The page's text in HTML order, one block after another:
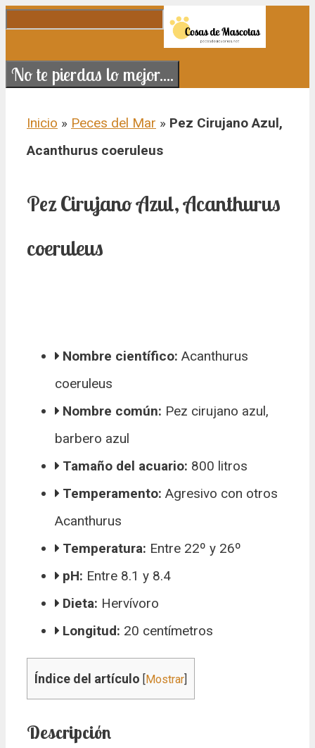
No te pierdas lo mejor....
Inicio » Peces del Mar » Pez Cirujano Azul,
Acanthurus coeruleus
Pez Cirujano Azul, Acanthurus
coeruleus
Nombre científico: Acanthurus
coeruleus
Nombre común: Pez cirujano azul,
barbero azul
Tamaño del acuario: 800 litros
Temperamento: Agresivo con otros
Acanthurus
Temperatura: Entre 22º y 26º
pH: Entre 8.1 y 8.4
Dieta: Hervívoro
Longitud: 20 centímetros
Índice del artículo [Mostrar]
Descripción